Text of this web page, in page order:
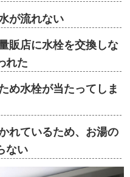
が流れない
販店に水栓を交換しな
れた
め水栓が当たってしま
れているため、お湯の
ない